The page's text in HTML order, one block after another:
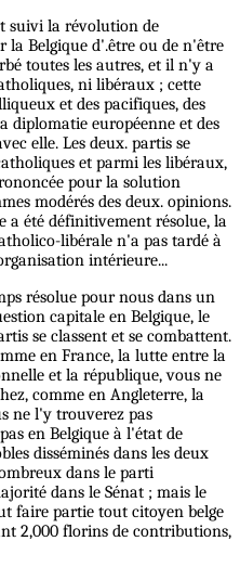
suivi la révolution de
la Belgique d'.être ou de n'être
toutes les autres, et il n'y a
ni libéraux ; cette
et des pacifiques, des
diplomatie européenne et des
elle. Les deux. partis se
et parmi les libéraux,
pour la solution
modérés des deux. opinions.
a été définitivement résolue, la
libérale n'a pas tardé à
intérieure...
résolue pour nous dans un
capitale en Belgique, le
se classent et se combattent.
en France, la lutte entre la
et la république, vous ne
comme en Angleterre, la
ne l'y trouverez pas
en Belgique à l'état de
disséminés dans les deux
dans le parti
dans le Sénat ; mais le
faire partie tout citoyen belge
2,000 florins de contributions,